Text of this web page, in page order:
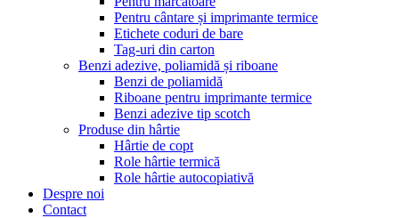
Pentru cântare și imprimante termice
Etichete coduri de bare
Tag-uri din carton
Benzi adezive, poliamidă și riboane
Benzi de poliamidă
Riboane pentru imprimante termice
Benzi adezive tip scotch
Produse din hârtie
Hârtie de copt
Role hârtie termică
Role hârtie autocopiativă
Despre noi
Contact